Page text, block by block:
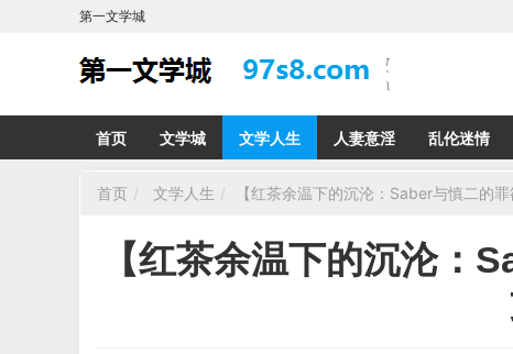
第一文学城
首页 文学城 文学人生 人妻意淫 乱伦迷情
首页 文学人生 【红茶余温下的沉沦：Saber与慎二的罪
【红茶余温下的沉沦：